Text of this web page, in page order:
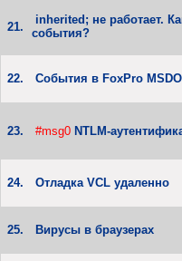
21.
inherited; не работает.
события?
22. События в FoxPro
23. #msg0 NTLM-
24. Отладка VCL удаленно
25. Вирусы в браузерах